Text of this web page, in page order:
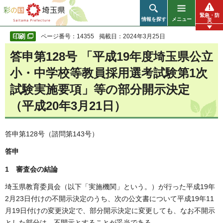
彩の国 埼玉県
情報を探す メニュー
緊急・防
災
ページ番号：14355 掲載日：2024年3月25日
答申第128号 「平成19年度埼玉県公立
小・中学校等教員採用選考試験第1次
試験実施要項」等の部分開示決定
（平成20年3月21日）
答申第128号（諮問第143号）
答申
1 審査会の結論
埼玉県教育委員会（以下「実施機関」という。）が行った平成19年
2月23日付けの不開示決定のうち、次の公文書について平成19年11
月19日付けの変更決定で、部分開示決定に変更しても、なお不開示